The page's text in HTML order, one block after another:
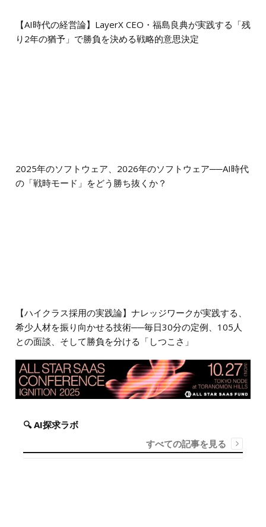
【AI時代の経営論】LayerX CEO・福島良典が実践する「残
り2年の猶予」で勝負を決める戦略的意思決定
2025年のソフトウェア、2026年のソフトウェア──AI時代
の「戦時モード」をどう勝ち抜くか？
【ハイクラス採用の実践論】ナレッジワークが実践する、
希少人材を振り向かせる技術──毎日30分の定例、105人
との面談、そして勝負を分ける「しつこさ」
🔍 AI探求ラボ
すべての記事を見る